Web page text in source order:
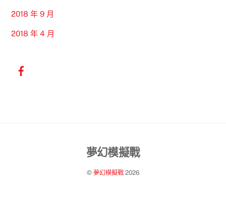
2018 年 9 月
2018 年 4 月
Back
Top
夢幻模擬戰
© 夢幻模擬戰2026